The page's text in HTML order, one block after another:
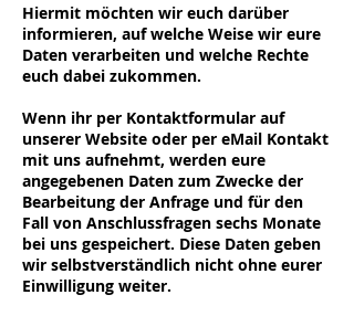
Hiermit möchten wir euch darüber
informieren, auf welche Weise wir eure
Daten verarbeiten und welche Rechte
euch dabei zukommen.
Wenn ihr per Kontaktformular auf
unserer Website oder per eMail Kontakt
mit uns aufnehmt, werden eure
angegebenen Daten zum Zwecke der
Bearbeitung der Anfrage und für den
Fall von Anschlussfragen sechs Monate
bei uns gespeichert. Diese Daten geben
wir selbstverständlich nicht ohne eurer
Einwilligung weiter.